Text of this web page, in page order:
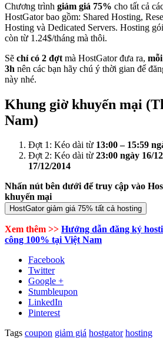
Chương trình giảm giá 75% cho tất cả
HostGator bao gồm: Shared Hosting,
Hosting và Dedicated Servers. Hosting
còn từ 1.24$/tháng mà thôi.
Sẽ chỉ có 2 đợt mà HostGator đưa ra,
3h nên các bạn hãy chú ý thời gian để
này nhé.
Khung giờ khuyến mại
Nam)
Đợt 1: Kéo dài từ 13:00 – 15:59
Đợt 2: Kéo dài từ 23:00 ngày 16/
17/12/2014
Nhấn nút bên dưới để truy cập vào
khuyến mại
Xem thêm >> Hướng dẫn đăng ký
công 100% tại Việt Nam
Facebook
Twitter
Google +
Stumbleupon
LinkedIn
Pinterest
Tags coupon giảm giá hostgator hosting